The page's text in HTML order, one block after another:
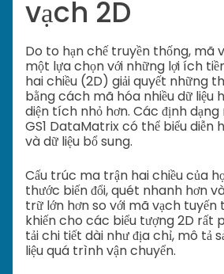
vạch 2D
Do to hạn chế truyền thống, mã
một lựa chọn với những lợi ích
hai chiều (2D) giải quyết những
bằng cách mã hóa nhiều dữ liệu
diện tích nhỏ hơn. Các định
GS1 DataMatrix có thể biểu diễn
và dữ liệu bổ sung.
Cấu trúc ma trận hai chiều của
thước biến đổi, quét nhanh hơn
trữ lớn hơn so với mã vạch tuyến
khiến cho các biểu tượng 2D rất
tải chi tiết dài như địa chỉ, mô tả
liệu quá trình vận chuyển.